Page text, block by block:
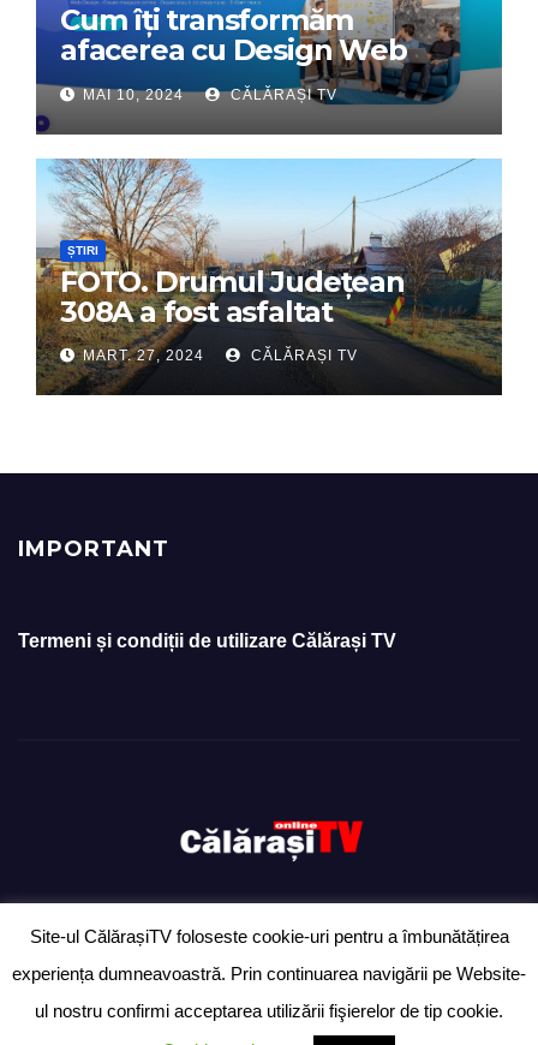
Cum îți transformăm
afacerea cu Design Web
Interactiv – Partenerul tău
digital de încredere
MAI 10, 2024 CĂLĂRAȘI TV
ȘTIRI
FOTO. Drumul Județean
308A a fost asfaltat
MART. 27, 2024 CĂLĂRAȘI TV
IMPORTANT
Termeni și condiții de utilizare Călărași TV
Proudly powered by WordPress |Theme: Newsup byThemeansar.
Despre
Site-ul CălărașiTV foloseste cookie-uri pentru a îmbunătățirea
experiența dumneavoastră. Prin continuarea navigării pe Website-
ul nostru confirmi acceptarea utilizării fişierelor de tip cookie.